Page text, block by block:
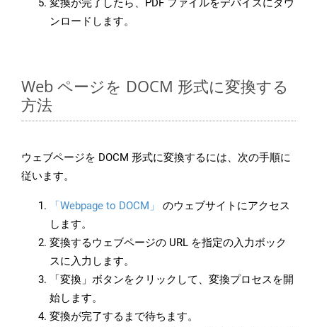
変換が完了したら、PDF ファイルをデバイスにダウ
ンロードします。
Web ページを DOCM 形式に変換する
方法
ウェブページを DOCM 形式に変換するには、次の手順に
従います。
「Webpage to DOCM」
のウェブサイトにアクセス
します。
変換するウェブページの URL を指定の入力ボック
スに入力します。
「変換」ボタンをクリックして、変換プロセスを開
始します。
変換が完了するまで待ちます。